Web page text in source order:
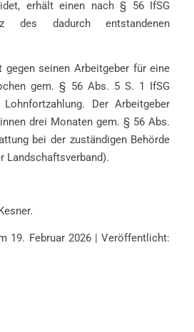
erhält einen nach § 56 IfSG
des dadurch entstandenen
gegen seinen Arbeitgeber für eine
gem. § 56 Abs. 5 S. 1 IfSG
Der Arbeitgeber
drei Monaten gem. § 56 Abs.
bei der zuständigen Behörde
Landschaftsverband).
19. Februar 2026 | Veröffentlicht: